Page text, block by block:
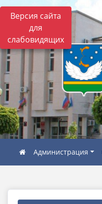
Версия сайта
для
слабовидящих
Администрация